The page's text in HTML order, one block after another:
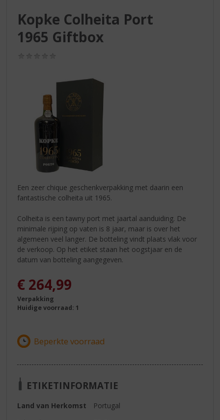
Kopke Colheita Port
1965 Giftbox
Een zeer chique geschenkverpakking met daarin een
fantastische colheita uit 1965.
Colheita is een tawny port met jaartal aanduiding. De
minimale rijping op vaten is 8 jaar, maar is over het
algemeen veel langer. De botteling vindt plaats vlak voor
de verkoop. Op het etiket staan het oogstjaar en de
datum van botteling aangegeven.
€ 264,99
Verpakking
Huidige voorraad: 1
ETIKETINFORMATIE
Land van Herkomst
Portugal